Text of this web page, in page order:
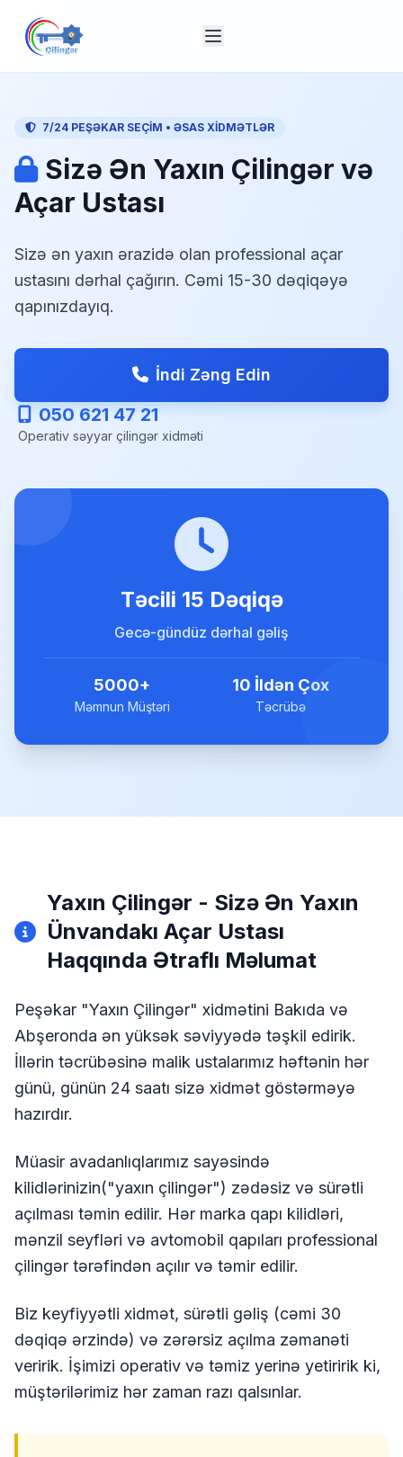
7/24 PEŞƏKAR SEÇIM • ƏSAS XIDMƏTLƏR
Sizə Ən Yaxın Çilingər və
Açar Ustası
Sizə ən yaxın ərazidə olan professional açar
ustasını dərhal çağırın. Cəmi 15-30 dəqiqəyə
qapınızdayıq.
İndi Zəng Edin
050 621 47 21
Operativ səyyar çilingər xidməti
Təcili 15 Dəqiqə
Gecə-gündüz dərhal gəliş
5000+
Məmnun Müştəri
10 İldən Çox
Təcrübə
Yaxın Çilingər - Sizə Ən Yaxın
Ünvandakı Açar Ustası
Haqqında Ətraflı Məlumat
Peşəkar "Yaxın Çilingər" xidmətini Bakıda və
Abşeronda ən yüksək səviyyədə təşkil edirik.
İllərin təcrübəsinə malik ustalarımız həftənin hər
günü, günün 24 saatı sizə xidmət göstərməyə
hazırdır.
Müasir avadanlıqlarımız sayəsində
kilidlərinizin("yaxın çilingər") zədəsiz və sürətli
açılması təmin edilir. Hər marka qapı kilidləri,
mənzil seyfləri və avtomobil qapıları professional
çilingər tərəfindən açılır və təmir edilir.
Biz keyfiyyətli xidmət, sürətli gəliş (cəmi 30
dəqiqə ərzində) və zərərsiz açılma zəmanəti
veririk. İşimizi operativ və təmiz yerinə yetiririk ki,
müştərilərimiz hər zaman razı qalsınlar.